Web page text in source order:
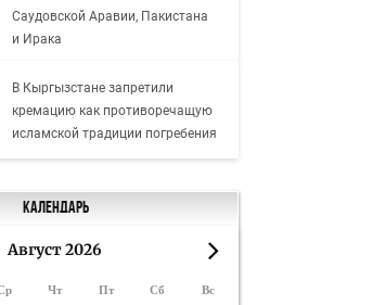
Саудовской Аравии, Пакистана
и Ирака
В Кыргызстане запретили
кремацию как противоречащую
исламской традиции погребения
Календарь
Август 2026
Чт Пт Сб Вс